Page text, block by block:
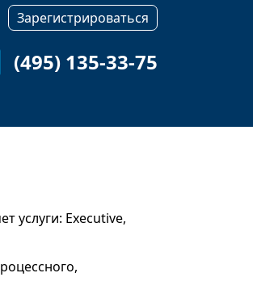
Зарегистрироваться
(495) 135-33-75
услуги: Executive,